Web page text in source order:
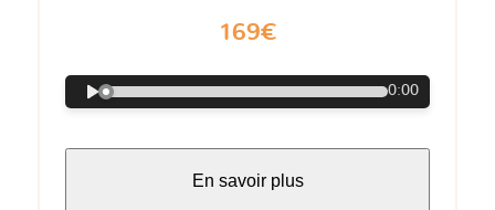
169€
0:00
En savoir plus